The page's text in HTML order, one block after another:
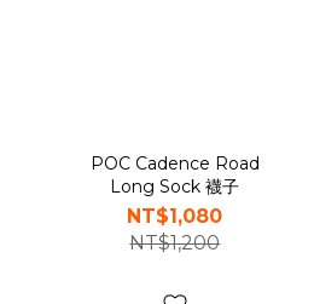
POC Cadence Road
Long Sock 襪子
NT$1,080
NT$1,200